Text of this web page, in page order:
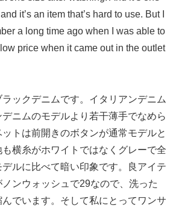
it’s an item that’s hard to use. But I
a long time ago when I was able to
price when it came out in the outlet
ックデニムです。イタリアンデニム
ニムのモデルより若干薄手でなめら
トは前開きのボタンが通常モデルと
横糸がホワイトではなくグレーで全
ルに比べて暗い印象です。良アイテ
ンウォッシュで29なので、洗った
でいます。そして私にとってワンサ